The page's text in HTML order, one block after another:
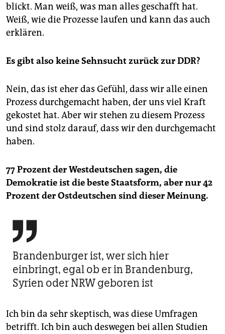
blickt. Man weiß, was man alles geschafft hat.
Weiß, wie die Prozesse laufen und kann das auch
erklären.
Es gibt also keine Sehnsucht zurück zur DDR?
Nein, das ist eher das Gefühl, dass wir alle einen
Prozess durchgemacht haben, der uns viel Kraft
gekostet hat. Aber wir stehen zu diesem Prozess
und sind stolz darauf, dass wir den durchgemacht
haben.
77 Prozent der Westdeutschen sagen, die
Demokratie ist die beste Staatsform, aber nur 42
Prozent der Ostdeutschen sind dieser Meinung.

Brandenburger ist, wer sich hier
einbringt, egal ob er in Brandenburg,
Syrien oder NRW geboren ist
Ich bin da sehr skeptisch, was diese Umfragen
betrifft. Ich bin auch deswegen bei allen Studien